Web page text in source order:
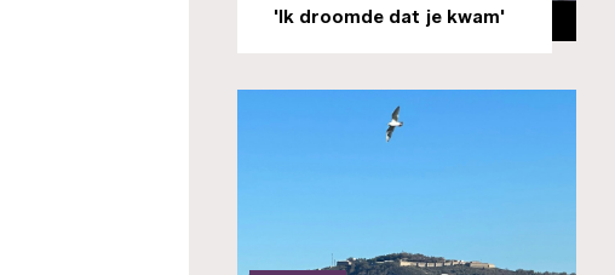
'Ik droomde dat je kwam'